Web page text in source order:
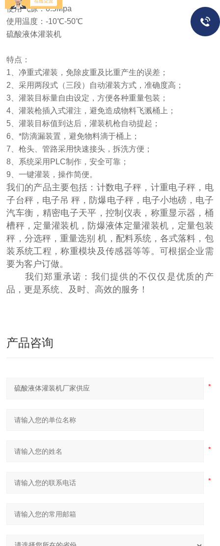
使用气源：0.5Mpa
使用温度：-10℃-50℃
硫酸液体灌装机
特点：
1、净重式灌装，免除皮重及比重产生的误差；
2、采用两段式（三段）自动灌装方式，准确度高；
3、灌装目标量自由设定，方便各种重量包装；
4、灌装枪插入式灌注，避免造成物料飞溅桶上；
5、灌装目标值到达后，灌装机枪自动提起；
6、*防滴漏装置，避免物料滴于桶上；
7、枪头、管路采用快速接头，拆洗方便；
8、系统采用PLC制作，安全可靠；
9、一键灌装，操作简便。
我们的产品主要包括：计数电子秤，计重电子秤，电
子台秤，电子吊 秤，防爆电子秤，电子小地磅，电子
汽车衡，精密电子天平，控制仪表，称重显示器，桶
槽秤，定量灌装机，防爆液体定量灌装机，定量包装
秤，分选秤，重量选别 机，配料系统，各式落料，包
装系统工程，称重模块及传感器等等。可根据企业需
要为客户订做。
我们郑重承诺：我们提供的不仅仅是优质的产
品，更是系统、及时、高效的服务！
产品咨询